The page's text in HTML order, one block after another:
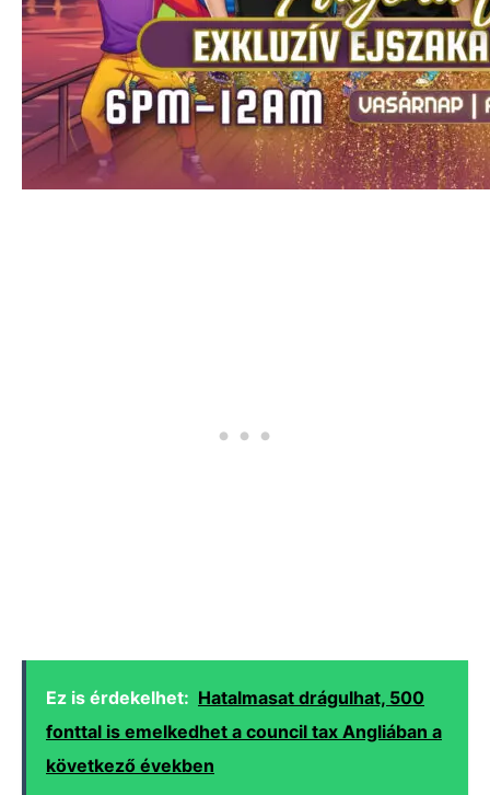
Ez is érdekelhet: Hatalmasat drágulhat, 500
fonttal is emelkedhet a council tax Angliában a
következő években